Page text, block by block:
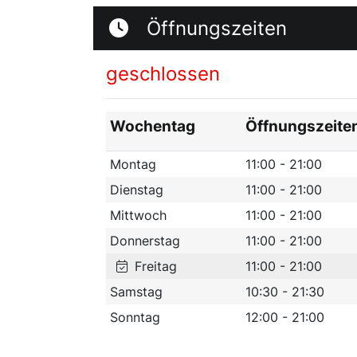
Öffnungszeiten
geschlossen
Wochentag
Montag
11:00 - 21:00
Dienstag
11:00 - 21:00
Mittwoch
11:00 - 21:00
Donnerstag
11:00 - 21:00
Freitag
11:00 - 21:00
Samstag
10:30 - 21:30
Sonntag
12:00 - 21:00